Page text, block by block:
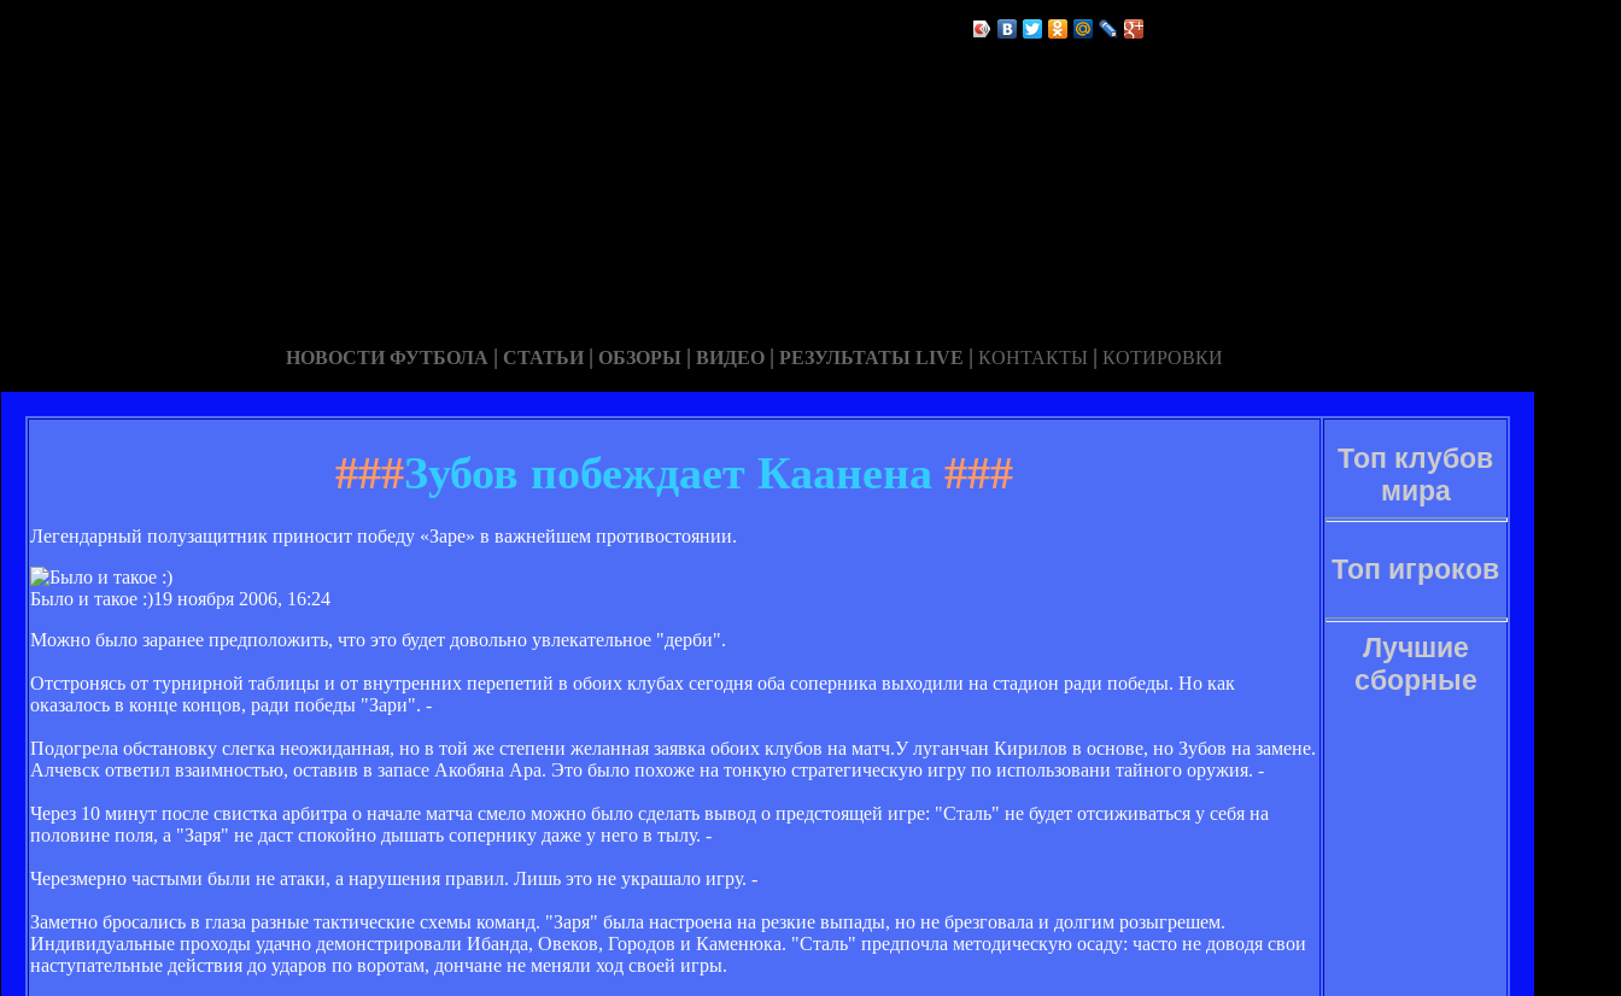
НОВОСТИ ФУТБОЛА | СТАТЬИ | ОБЗОРЫ | ВИДЕО | РЕЗУЛЬТАТЫ LIVE | КОНТАКТЫ | КОТИРОВКИ
###Зубов побеждает Каанена ###
Легендарный полузащитник приносит победу «Заре» в важнейшем противостоянии.
Было и такое :)19 ноября 2006, 16:24
Можно было заранее предположить, что это будет довольно увлекательное "дерби".
Отстронясь от турнирной таблицы и от внутренних перепетий в обоих клубах сегодня оба соперника выходили на стадион ради победы. Но как
оказалось в конце концов, ради победы "Зари". -
Подогрела обстановку слегка неожиданная, но в той же степени желанная заявка обоих клубов на матч.У луганчан Кирилов в основе, но Зубов на замене.
Алчевск ответил взаимностью, оставив в запасе Акобяна Ара. Это было похоже на тонкую стратегическую игру по использовани тайного оружия. -
Через 10 минут после свистка арбитра о начале матча смело можно было сделать вывод о предстоящей игре: "Сталь" не будет отсиживаться у себя на
половине поля, а "Заря" не даст спокойно дышать сопернику даже у него в тылу. -
Черезмерно частыми были не атаки, а нарушения правил. Лишь это не украшало игру. -
Заметно бросались в глаза разные тактические схемы команд. "Заря" была настроена на резкие выпады, но не брезговала и долгим розыгрешем.
Индивидуальные проходы удачно демонстрировали Ибанда, Овеков, Городов и Каменюка. "Сталь" предпочла методическую осаду: часто не доводя свои
наступательные действия до ударов по воротам, дончане не меняли ход своей игры.
Топ клубов
мира
Топ игроков
Лучшие
сборные